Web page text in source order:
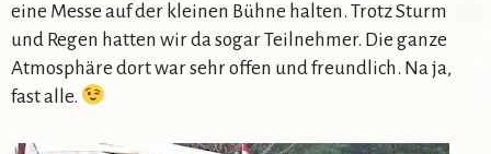
eine Messe auf der kleinen Bühne halten. Trotz Sturm
und Regen hatten wir da sogar Teilnehmer. Die ganze
Atmosphäre dort war sehr offen und freundlich. Na ja,
fast alle.